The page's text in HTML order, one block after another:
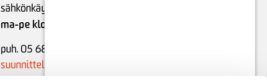
sähkönkäytön neuvonta:
ma-pe klo 9-15
puh. 05 683 5209 (ajanvaraukset)
suunnittelu@issoy.fi